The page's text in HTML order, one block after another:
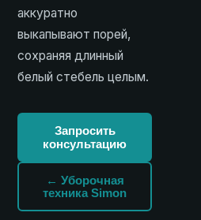
аккуратно
выкапывают порей,
сохраняя длинный
белый стебель целым.
Запросить
консультацию
← Уборочная
техника Simon